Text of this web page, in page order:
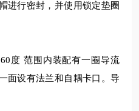
进行密封，并使用锁定垫圈
度 范围内装配有一圈导流
面设有法兰和自耦卡口。导